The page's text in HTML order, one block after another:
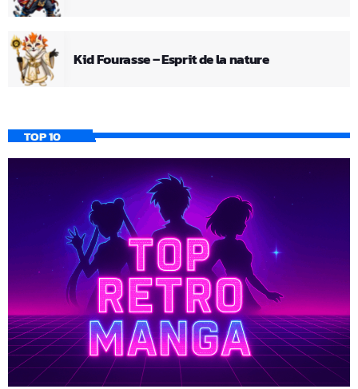
Kid Fourasse – Esprit de la nature
TOP 10